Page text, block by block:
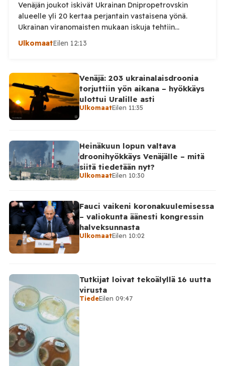
Venäjän joukot iskivät Ukrainan Dnipropetrovskin
alueelle yli 20 kertaa perjantain vastaisena yönä.
Ukrainan viranomaisten mukaan iskuja tehtiin
drooneilla ja tykistöllä viidelle eri alueelle.
kertoi perjantaiaamuna 7. elokuuta julkaisemassaan
Telegram-päivityksessä, että Venäjän joukot
hyökkäsivät yön aikana yli 20 kertaa viidelle alueelle.
Nikopolin alueella iskuja kohdistui Nikopolin
kaupunkiin sekä […]
UlkomaatEilen 12:13
Venäjä: 203 ukrainalaisdroonia
torjuttiin yön aikana – hyökkäys
ulottui Uralille asti
UlkomaatEilen 11:35
Heinäkuun lopun valtava
droonihyökkäys Venäjälle – mitä
siitä tiedetään nyt?
UlkomaatEilen 10:30
Fauci vaikeni koronakuulemisessa
– valiokunta äänesti kongressin
halveksunnasta
UlkomaatEilen 10:02
Tutkijat loivat tekoälyllä 16 uutta
virusta
TiedeEilen 09:47